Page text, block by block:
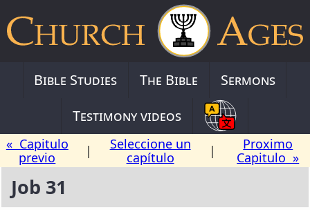
Bible Studies The Bible
Sermons
Testimony videos
« Capitulo
previo
|
Seleccione un
capítulo
|
Proximo
Capitulo »
Job 31